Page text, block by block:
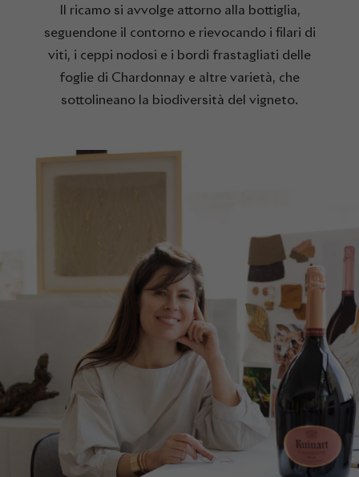
Il ricamo si avvolge attorno alla bottiglia,
seguendone il contorno e rievocando i filari di
viti, i ceppi nodosi e i bordi frastagliati delle
foglie di Chardonnay e altre varietà, che
sottolineano la biodiversità del vigneto.